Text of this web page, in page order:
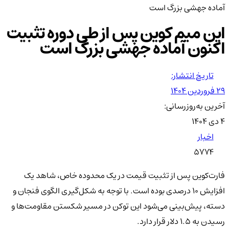
آماده جهشی بزرگ است
این میم کوین پس از طی دوره تثبیت
اکنون آماده جهشی بزرگ است
تاریخ انتشار:
۲۹ فروردین ۱۴۰۴
آخرین به‌روزرسانی:
۴ دی ۱۴۰۴
اخبار
5774
فارت‌کوین پس از تثبیت قیمت در یک محدوده خاص، شاهد یک
افزایش ۱۰ درصدی بوده است. با توجه به شکل‌گیری الگوی فنجان و
دسته، پیش‌بینی می‌شود این توکن در مسیر شکستن مقاومت‌ها و
رسیدن به ۱.۵ دلار قرار دارد.